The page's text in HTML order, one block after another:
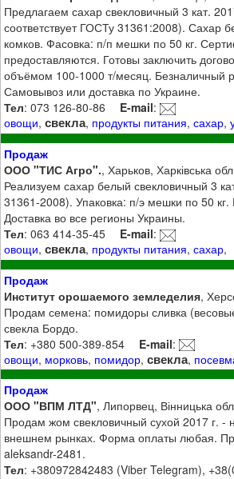
Предлагаем сахар свекловичный 3 кат.
соответствует ГОСТу 31361:2008). Сахар
комков. Фасовка: п/п мешки по 50 кг.
предоставляются. Готовы заключить
объёмом 100-1000 т/месяц. Безналичный
Самовывоз или доставка по Украине.
Тел: 073 126-80-86 E-mail:
овощи,свекла, продукты питания,сахар,
Продаж
ООО "ТИС Агро"., Харьков, Харківська
Реализуем сахар белый свекловичный 3
31361-2008). Упаковка: п/э мешки по 50
Доставка во все регионы Украины.
Тел: 063 414-35-45 E-mail:
овощи,свекла, продукты питания,сахар,
Продаж
Институт орошаемого земледелия,
Продам семена: помидоры сливка
свекла Бордо.
Тел: +380 500-389-854 E-mail:
овощи, морковь, помидор,свекла,
Продаж
ООО "ВПМ ЛТД", Липорвец, Вінницька
Продам жом свекловичный сухой 2017 г. -
внешнем рынках. Форма оплаты любая.
aleksandr-2481.
Тел: +380972842483 (Viber Telegram),